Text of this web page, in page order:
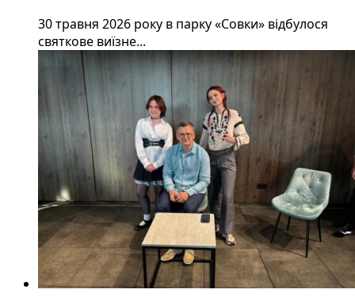
30 травня 2026 року в парку «Совки» відбулося
святкове виїзне...